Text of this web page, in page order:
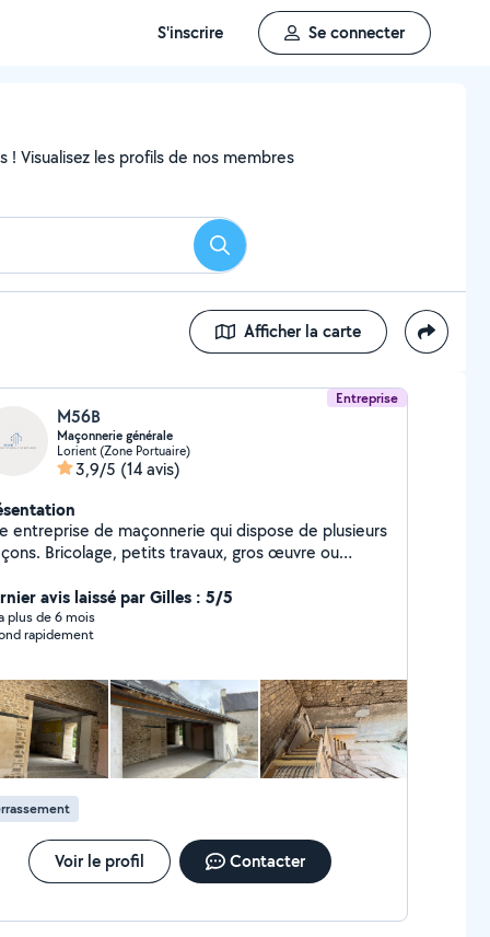
S'inscrire Se connecter
! Visualisez les profils de nos membres
Rechercher
Afficher la carte
Entreprise
M56B
Maçonnerie générale
Lorient (Zone Portuaire)
3,9/5 (14 avis)
entreprise de maçonnerie qui dispose de plusieurs
Bricolage, petits travaux, gros œuvre ou
avis laissé par Gilles : 5/5
plus de 6 mois
rapidement
Voir le profil Contacter